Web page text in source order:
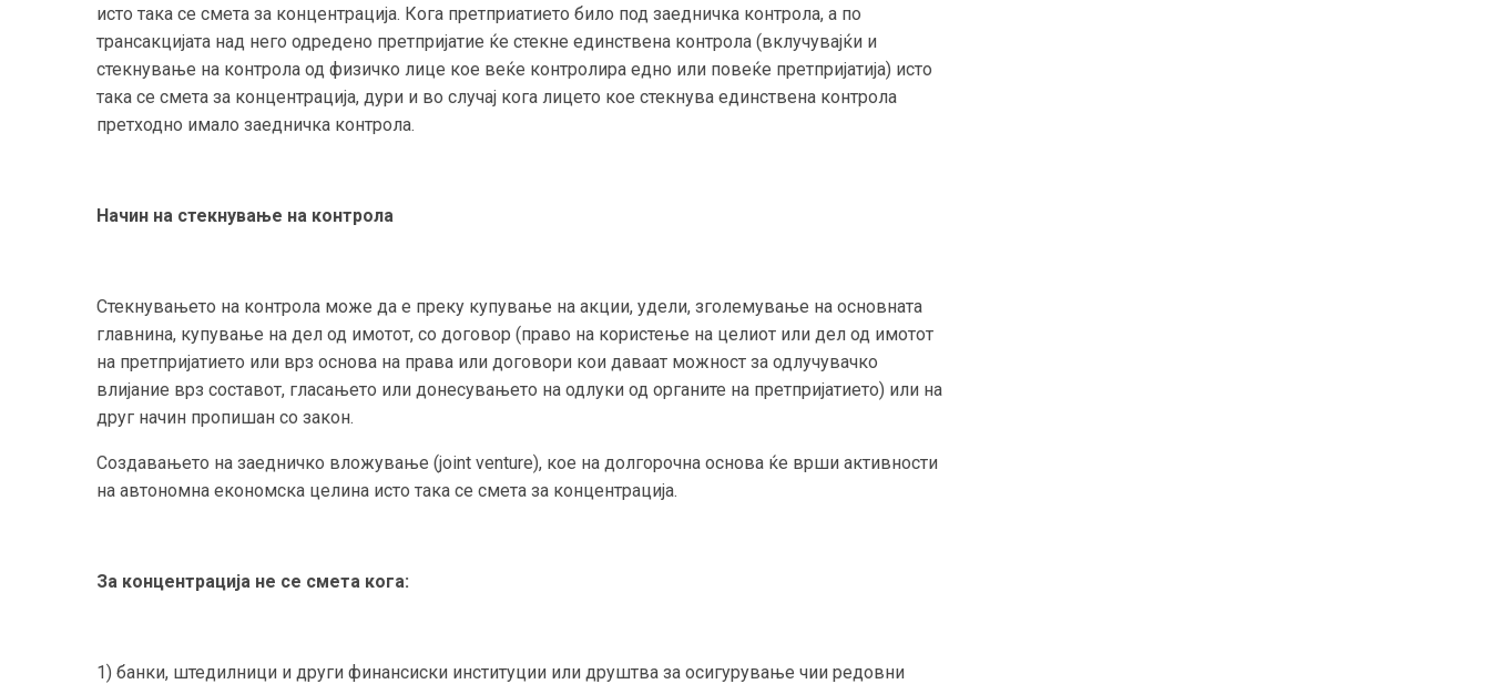
исто така се смета за концентрација. Кога претприатието било под заедничка контрола, а по
трансакцијата над него одредено претпријатие ќе стекне единствена контрола (вклучувајќи и
стекнување на контрола од физичко лице кое веќе контролира едно или повеќе претпријатија) исто
така се смета за концентрација, дури и во случај кога лицето кое стекнува единствена контрола
претходно имало заедничка контрола.
Начин на стекнување на контрола
Стекнувањето на контрола може да е преку купување на акции, удели, зголемување на основната
главнина, купување на дел од имотот, со договор (право на користење на целиот или дел од имотот
на претпријатието или врз основа на права или договори кои даваат можност за одлучувачко
влијание врз составот, гласањето или донесувањето на одлуки од органите на претпријатието) или на
друг начин пропишан со закон.
Создавањето на заедничко вложување (joint venture), кое на долгорочна основа ќе врши активности
на автономна економска целина исто така се смета за концентрација.
За концентрација не се смета кога:
1) банки, штедилници и други финансиски институции или друштва за осигурување чии редовни